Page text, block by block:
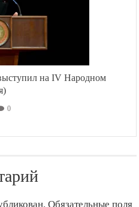
тыс.
на IV Народном
0
Обязательные поля